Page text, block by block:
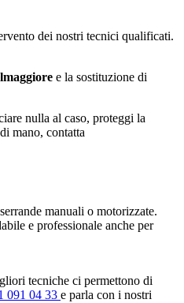
dei nostri tecnici qualificati.
e la sostituzione di
nulla al caso, proteggi la
mano, contatta
manuali o motorizzate.
e professionale anche per
tecniche ci permettono di
091 04 33 e parla con i nostri